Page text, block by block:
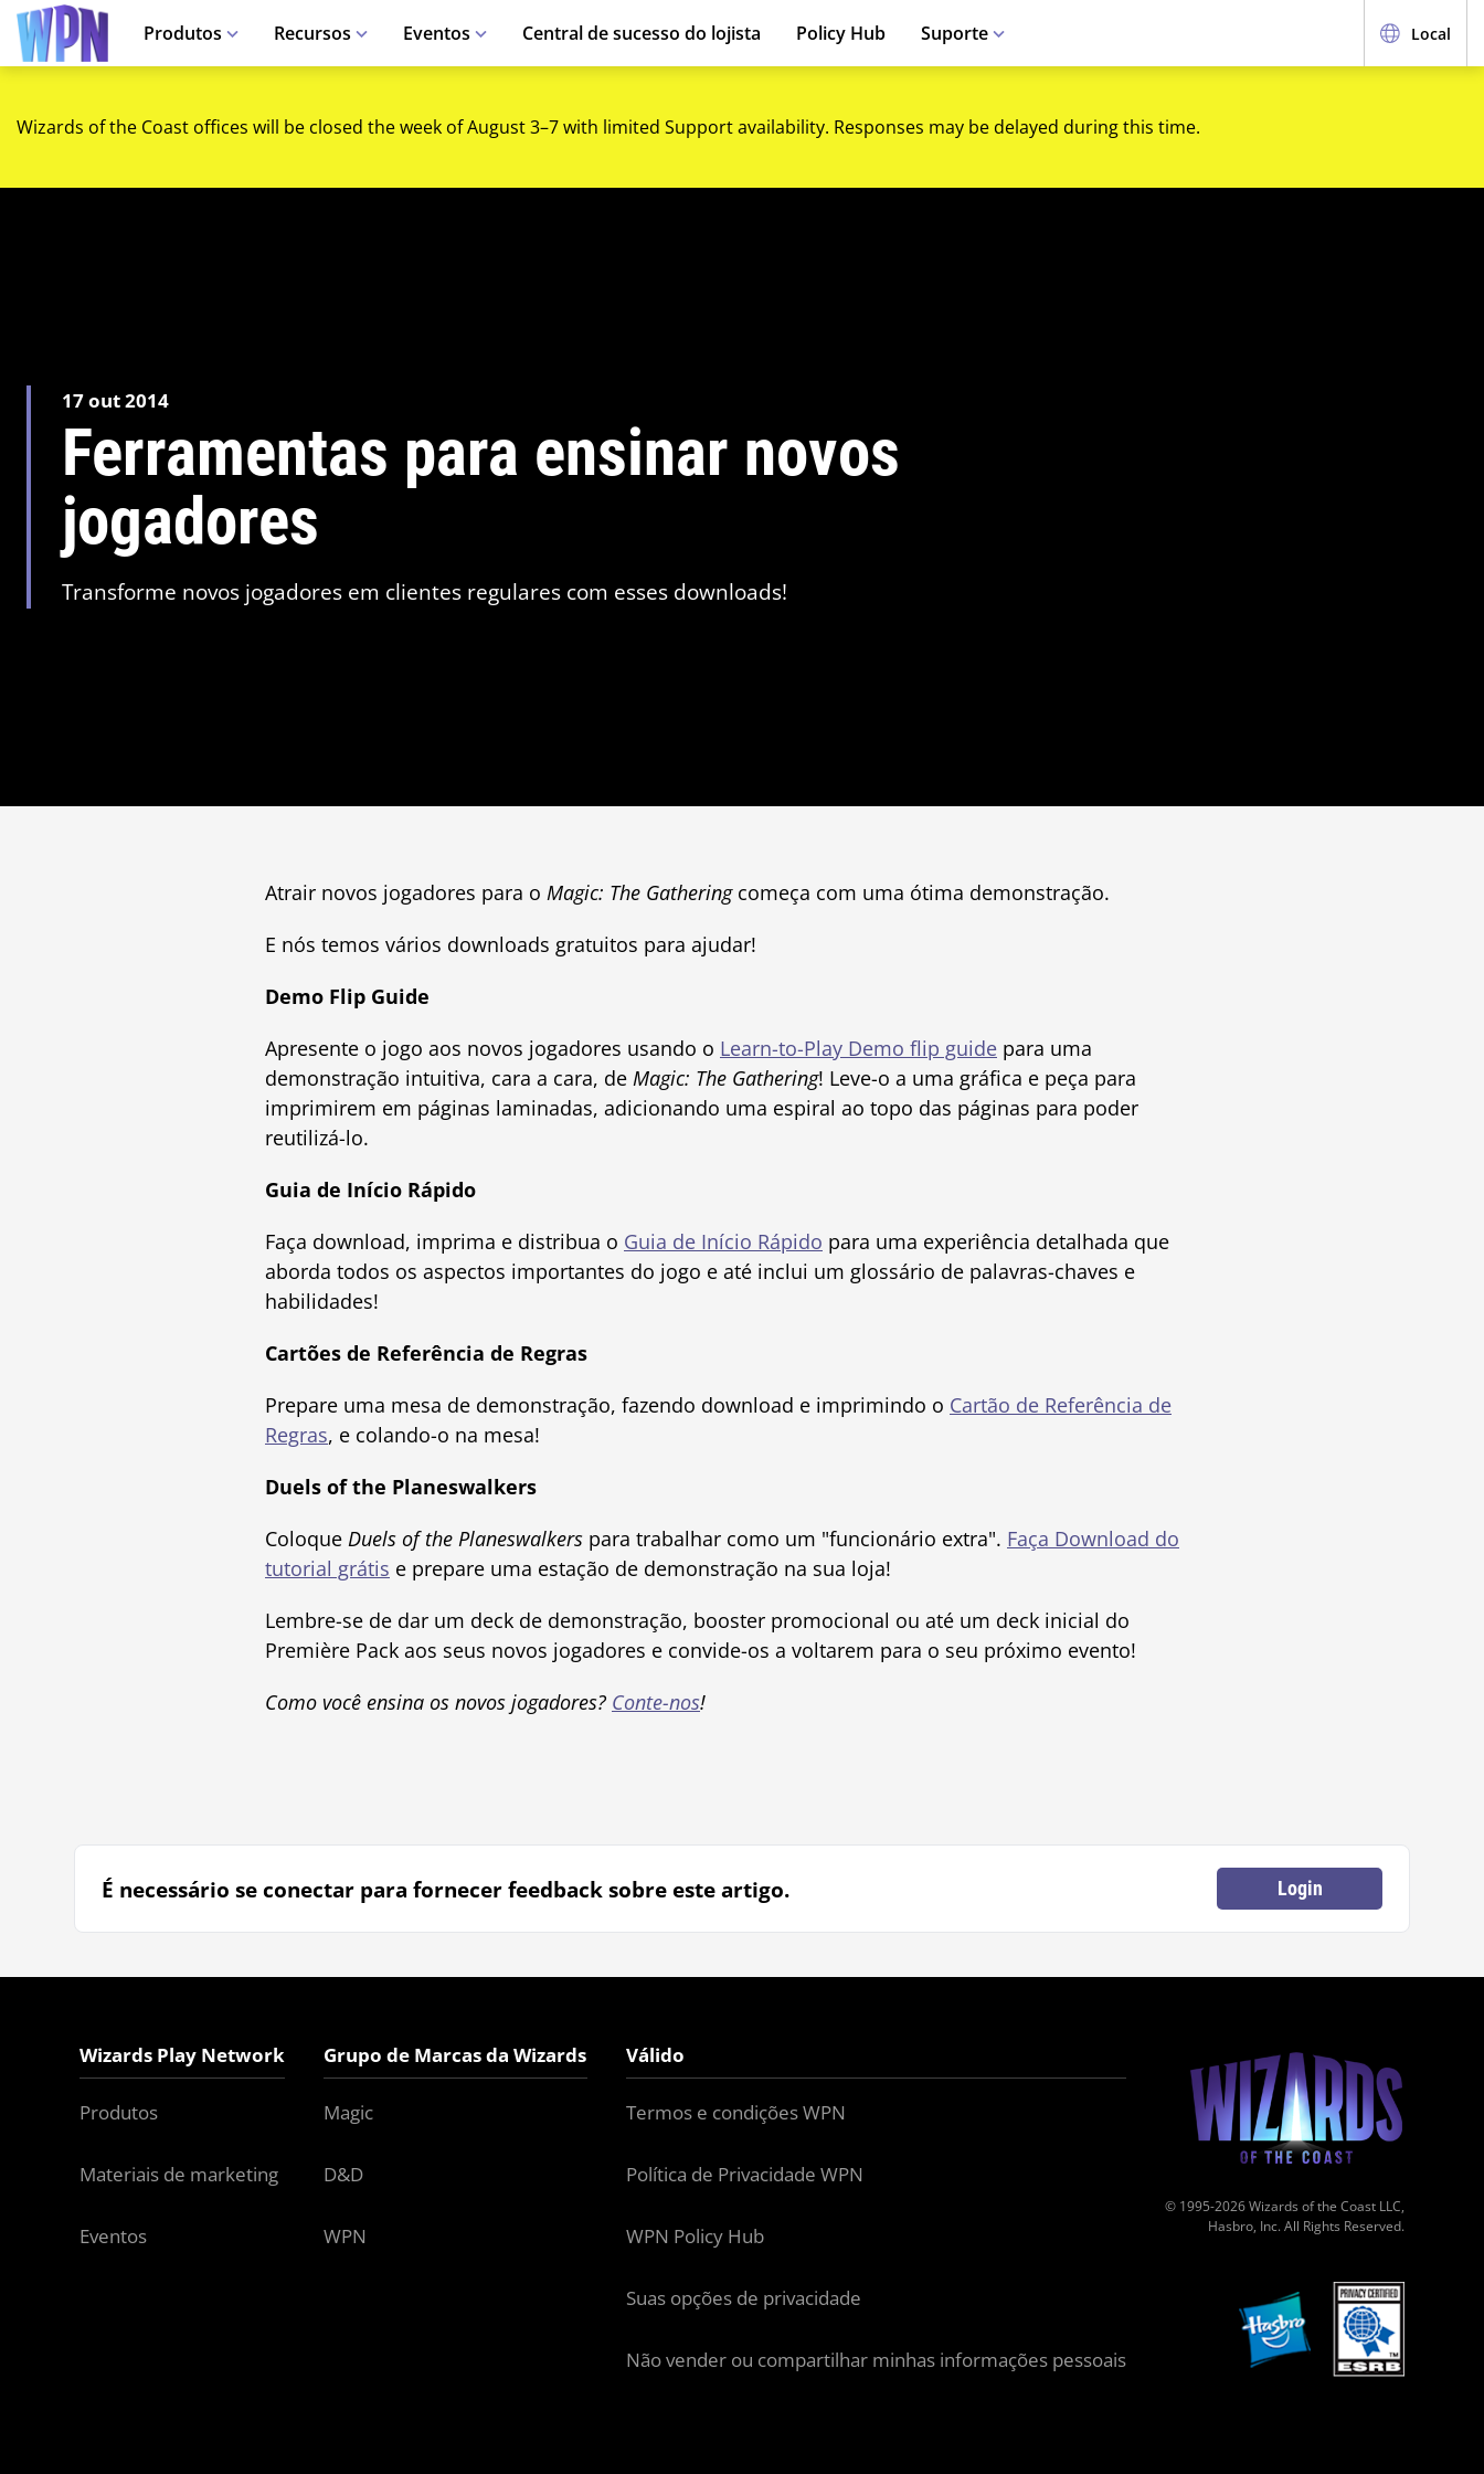
Produtos Recursos Eventos Central de sucesso do lojista Policy Hub Suporte Local
Wizards of the Coast offices will be closed the week of August 3–7 with limited Support availability. Responses may be delayed during this time.
17 out 2014
Ferramentas para ensinar novos
jogadores
Transforme novos jogadores em clientes regulares com esses downloads!
Atrair novos jogadores para o Magic: The Gatheringcomeça com uma ótima demonstração.
E nós temos vários downloads gratuitos para ajudar!
Demo Flip Guide
Apresente o jogo aos novos jogadores usando o Learn-to-Play Demo flip guide para uma
demonstração intuitiva, cara a cara, de Magic: The Gathering! Leve-o a uma gráfica e peça para
imprimirem em páginas laminadas, adicionando uma espiral ao topo das páginas para poder
reutilizá-lo.
Guia de Início Rápido
Faça download, imprima e distribua o Guia de Início Rápido para uma experiência detalhada que
aborda todos os aspectos importantes do jogo e até inclui um glossário de palavras-chaves e
habilidades!
Cartões de Referência de Regras
Prepare uma mesa de demonstração, fazendo download e imprimindo o Cartão de Referência de
Regras, e colando-o na mesa!
Duels of the Planeswalkers
Coloque Duels of the Planeswalkers para trabalhar como um "funcionário extra". Faça Download do
tutorial grátis e prepare uma estação de demonstração na sua loja!
Lembre-se de dar um deck de demonstração, booster promocional ou até um deck inicial do
Première Pack aos seus novos jogadores e convide-os a voltarem para o seu próximo evento!
Como você ensina os novos jogadores? Conte-nos!
É necessário se conectar para fornecer feedback sobre este artigo. Login
Wizards Play Network
Produtos
Materiais de marketing
Eventos
Grupo de Marcas da Wizards
Magic
D&D
WPN
Válido
Termos e condições WPN
Política de Privacidade WPN
WPN Policy Hub
Suas opções de privacidade
Não vender ou compartilhar minhas informações pessoais
© 1995-2026 Wizards of the Coast LLC,
Hasbro, Inc. All Rights Reserved.